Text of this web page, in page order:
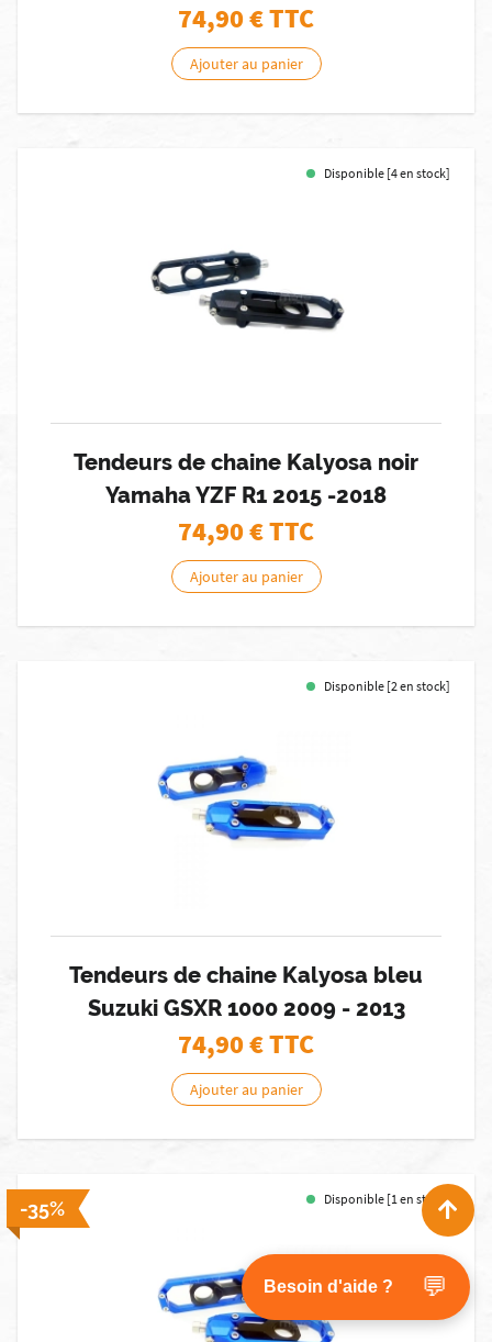
74,90€ TTC
Ajouter au panier
Disponible [4 en stock]
Tendeurs de chaine Kalyosa noir
Yamaha YZF R1 2015 -2018
74,90€ TTC
Ajouter au panier
Disponible [2 en stock]
Tendeurs de chaine Kalyosa bleu
Suzuki GSXR 1000 2009 - 2013
74,90€ TTC
Ajouter au panier
-35% Disponible [1 en stock]
Besoin d'aide ? 💬